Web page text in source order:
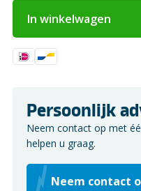
In winkelwagen
Persoonlijk
Neem contact op met
helpen u graag.
Neem contact